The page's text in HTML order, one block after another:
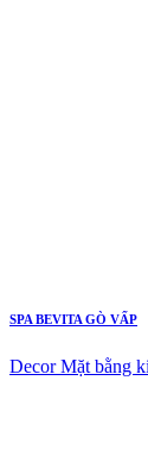
SPA BEVITA GÒ VẤP
Decor Mặt bằng